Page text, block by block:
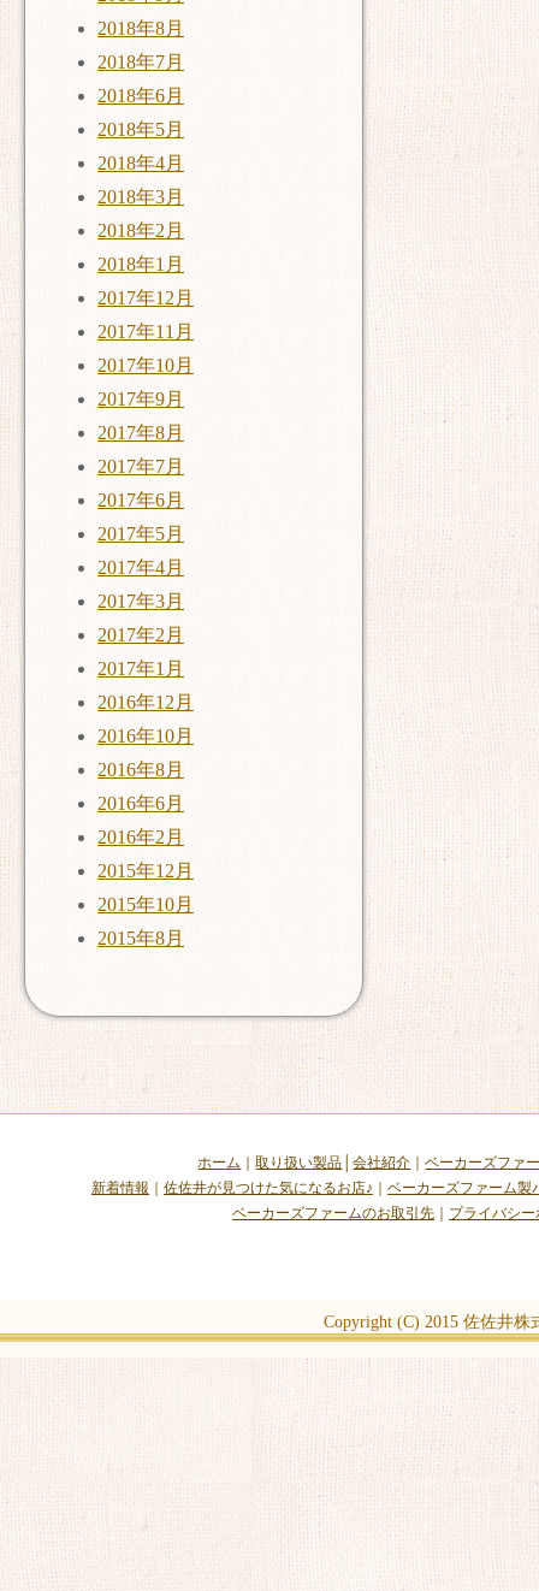
2018年8月
2018年7月
2018年6月
2018年5月
2018年4月
2018年3月
2018年2月
2018年1月
2017年12月
2017年11月
2017年10月
2017年9月
2017年8月
2017年7月
2017年6月
2017年5月
2017年4月
2017年3月
2017年2月
2017年1月
2016年12月
2016年10月
2016年8月
2016年6月
2016年2月
2015年12月
2015年10月
2015年8月
ホーム ｜取り扱い製品 │会社紹介 ｜ベーカーズファ
新着情報
佐佐井が見つけた気になるお店♪
ベーカーズファーム製
ベーカーズファームのお取引先
プライバシ
Copyright (C) 2015佐佐井株